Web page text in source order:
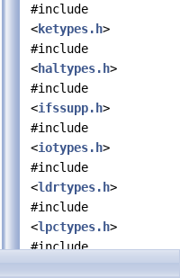
#include
<ketypes.h>
#include
<haltypes.h>
#include
<ifssupp.h>
#include
<iotypes.h>
#include
<ldrtypes.h>
#include
<lpctypes.h>
#include